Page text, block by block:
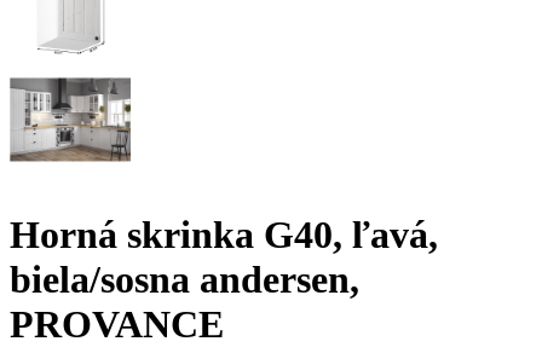
Horná skrinka G40, ľavá,
biela/sosna andersen,
PROVANCE